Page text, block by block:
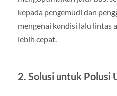
kepada pengemudi dan
mengenai kondisi lalu lintas
lebih cepat.
2. Solusi untuk Polusi